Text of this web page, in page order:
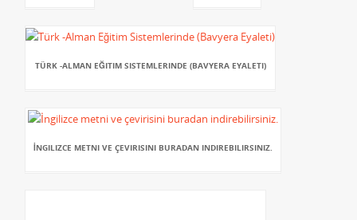
TÜRK -ALMAN EĞITIM SISTEMLERINDE (BAVYERA EYALETI)
İNGILIZCE METNI VE ÇEVIRISINI BURADAN INDIREBILIRSINIZ.